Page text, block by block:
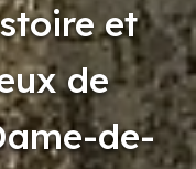
et
de
de-